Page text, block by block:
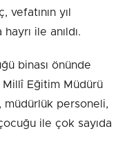
yıl
ile anıldı.
binası önünde
Eğitim Müdürü
müdürlük personeli,
ile çok sayıda